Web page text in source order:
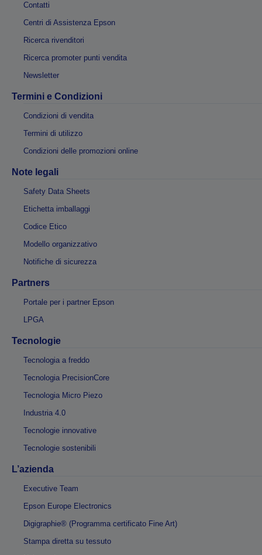
Contatti
Centri di Assistenza Epson
Ricerca rivenditori
Ricerca promoter punti vendita
Newsletter
Termini e Condizioni
Condizioni di vendita
Termini di utilizzo
Condizioni delle promozioni online
Note legali
Safety Data Sheets
Etichetta imballaggi
Codice Etico
Modello organizzativo
Notifiche di sicurezza
Partners
Portale per i partner Epson
LPGA
Tecnologie
Tecnologia a freddo
Tecnologia PrecisionCore
Tecnologia Micro Piezo
Industria 4.0
Tecnologie innovative
Tecnologie sostenibili
L’azienda
Executive Team
Epson Europe Electronics
Digigraphie® (Programma certificato Fine Art)
Stampa diretta su tessuto